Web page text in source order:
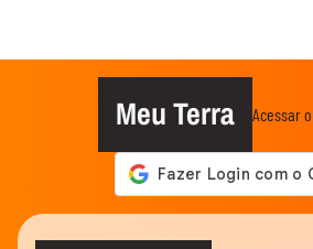
Meu Terra Acessar